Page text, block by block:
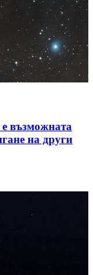
възможната
на други